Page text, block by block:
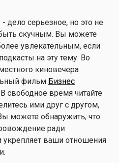
дело серьезное, но это не
скучным. Вы можете
увлекательным, если
на эту тему. Во
киновечера
фильм Бизнес
свободное время читайте
ими друг с другом,
можете обнаружить, что
ради
ваши отношения